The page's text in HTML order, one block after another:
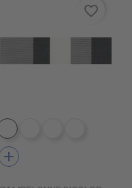
DE1009 CIGALE
add
favorite_border